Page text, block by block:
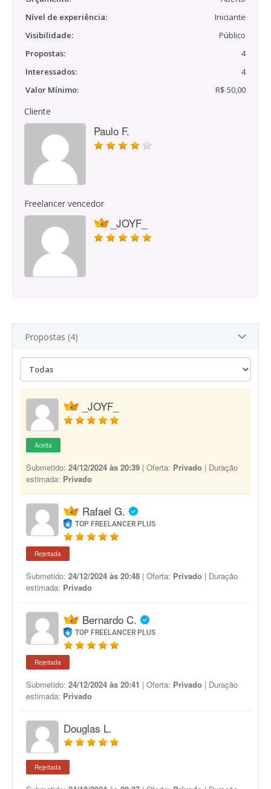
Nível de experiência:
Iniciante
Visibilidade:
Público
Propostas:
4
Interessados:
4
Valor Mínimo:
R$ 50,00
Cliente
Paulo F.
Freelancer vencedor
_JOYF_
Propostas (4)
_JOYF_
Aceita
Submetido: 24/12/2024 às 20:39 | Oferta: Privado | Duração
estimada: Privado
Rafael G.
TOP FREELANCER PLUS
Rejeitada
Submetido: 24/12/2024 às 20:48 | Oferta: Privado | Duração
estimada: Privado
Bernardo C.
TOP FREELANCER PLUS
Rejeitada
Submetido: 24/12/2024 às 20:41 | Oferta: Privado | Duração
estimada: Privado
Douglas L.
Rejeitada